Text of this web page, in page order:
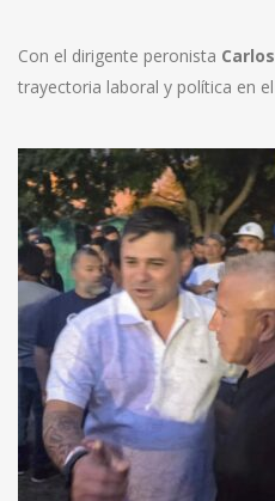
Con el dirigente peronista
trayectoria laboral y política en